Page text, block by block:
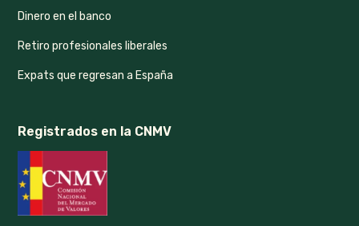
Dinero en el banco
Retiro profesionales liberales
Expats que regresan a España
Registrados en la CNMV